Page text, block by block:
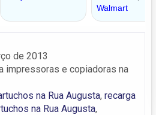
de 2013
impressoras e copiadoras na
na Rua Augusta, recarga
na Rua Augusta,